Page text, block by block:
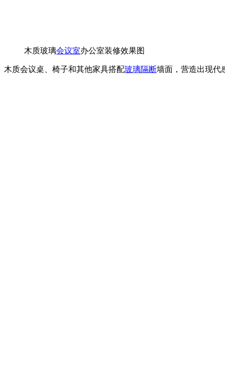
木质玻璃会议室办公室装修效果图
木质会议桌、椅子和其他家具搭配玻璃隔断墙面，营造出现代